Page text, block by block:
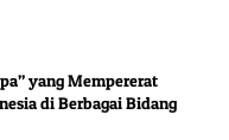
yang Mempererat
di Berbagai Bidang